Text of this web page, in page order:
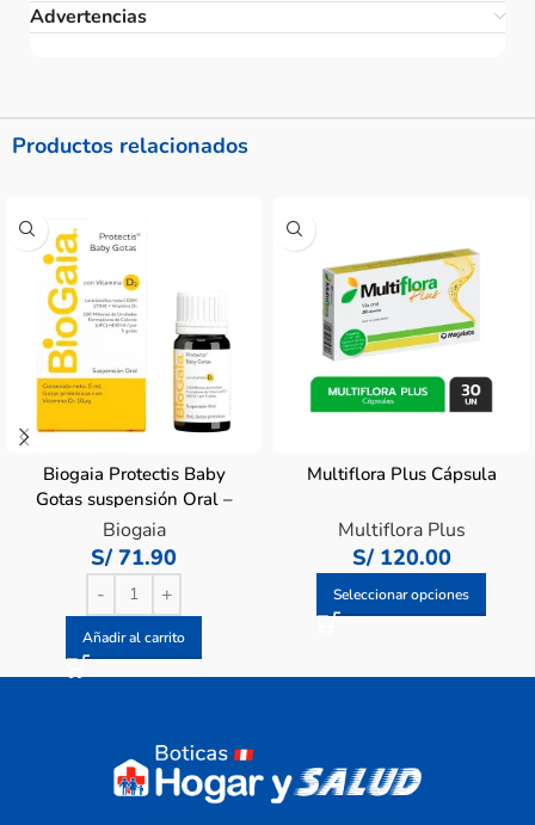
Advertencias
Productos relacionados
Biogaia Protectis Baby
Gotas suspensión Oral –
Frasco 5 ML
Biogaia
S/ 71.90
Añadir al carrito
Multiflora Plus Cápsula
Multiflora Plus
S/120.00
Seleccionar opciones